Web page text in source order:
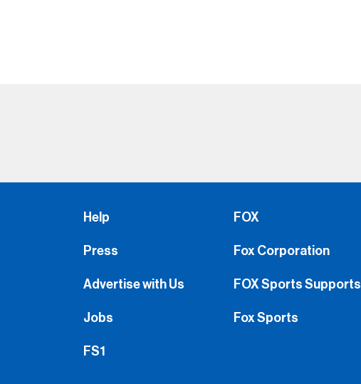
Help
Press
Advertise with Us
Jobs
FS1
FOX
Fox Corporation
FOX Sports Supports
Fox Sports